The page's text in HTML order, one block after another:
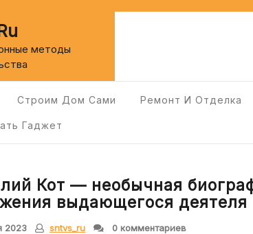
методы
Строим Дом Сами Ремонт И Отделка
Гаджет
Кот — необычная
выдающегося деятеля
2023 sntvs_ru 0 комментариев